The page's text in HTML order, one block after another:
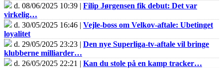
d. 08/06/2025 10:39 | Filip Jørgensen fik debut: Det var
virkelig…
d. 30/05/2025 16:46 | Vejle-boss om Velkov-aftale: Ubetinget
loyalitet
d. 29/05/2025 23:23 | Den nye Superliga-tv-aftale vil bringe
klubberne milliarder…
d. 26/05/2025 22:21 | Kan du stole på en kamp tracker…